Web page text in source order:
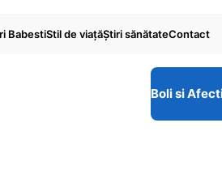
BabestiStil de viaţăŞtiri sănătateContact
Boli si